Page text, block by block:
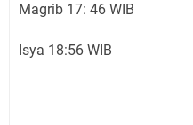
Magrib 17: 46 WIB
Isya 18:56 WIB